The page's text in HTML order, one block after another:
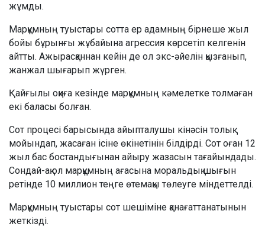
жұмды.
Марқұмның туыстары сотта ер адамның бірнеше жыл
бойы бұрынғы жұбайына агрессия көрсетіп келгенін
айтты. Ажырасқаннан кейін де ол экс-әйелін қызғанып,
жанжал шығарып жүрген.
Қайғылы оқиға кезінде марқұмның кәмелетке толмаған
екі баласы болған.
Сот процесі барысында айыпталушы кінәсін толық
мойындап, жасаған ісіне өкінетінін білдірді. Сот оған 12
жыл бас бостандығынан айыру жазасын тағайындады.
Сондай-ақ ол марқұмның ағасына моральдық шығын
ретінде 10 миллион теңге өтемақы төлеуге міндеттелді.
Марқұмның туыстары сот шешіміне қанағаттанатынын
жеткізді.